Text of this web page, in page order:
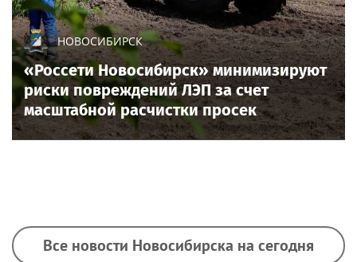
НОВОСИБИРСК
«Россети Новосибирск» минимизируют
риски повреждений ЛЭП за счет
масштабной расчистки просек
Все новости Новосибирска на сегодня